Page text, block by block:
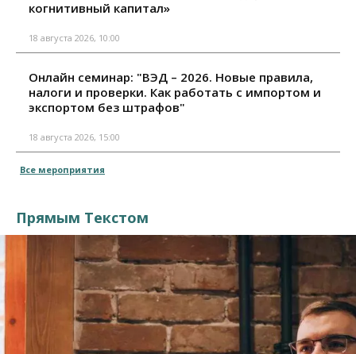
когнитивный капитал»
18 августа 2026, 10:00
Онлайн семинар: "ВЭД – 2026. Новые правила,
налоги и проверки. Как работать с импортом и
экспортом без штрафов"
18 августа 2026, 15:00
Все мероприятия
Прямым Текстом